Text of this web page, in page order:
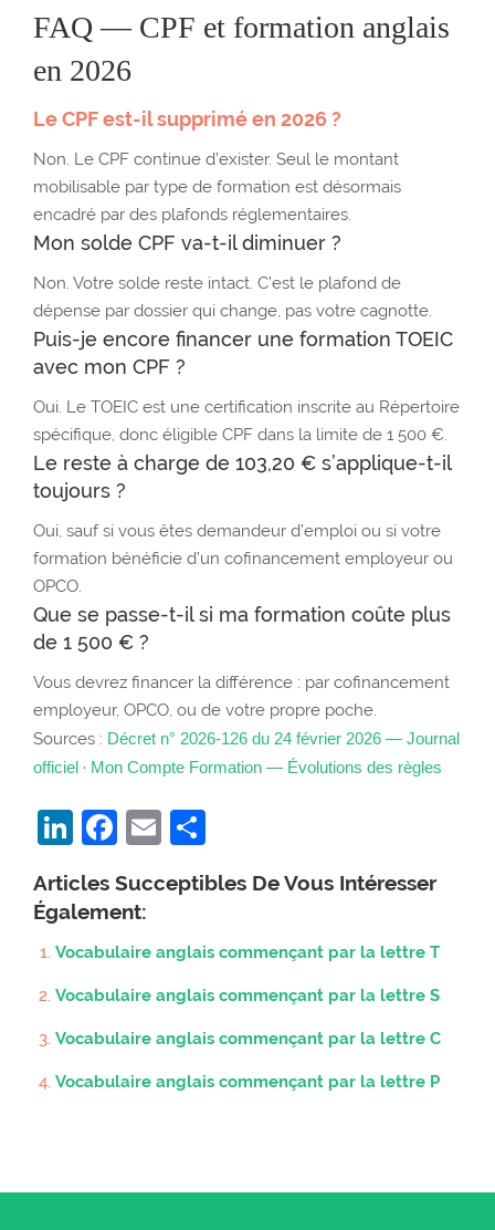
FAQ — CPF et formation anglais
en 2026
Le CPF est-il supprimé en 2026 ?
Non. Le CPF continue d’exister. Seul le montant
mobilisable par type de formation est désormais
encadré par des plafonds réglementaires.
Mon solde CPF va-t-il diminuer ?
Non. Votre solde reste intact. C’est le plafond de
dépense par dossier qui change, pas votre cagnotte.
Puis-je encore financer une formation TOEIC
avec mon CPF ?
Oui. Le TOEIC est une certification inscrite au Répertoire
spécifique, donc éligible CPF dans la limite de 1 500 €.
Le reste à charge de 103,20 € s’applique-t-il
toujours ?
Oui, sauf si vous êtes demandeur d’emploi ou si votre
formation bénéficie d’un cofinancement employeur ou
OPCO.
Que se passe-t-il si ma formation coûte plus
de 1 500 € ?
Vous devrez financer la différence : par cofinancement
employeur, OPCO, ou de votre propre poche.
Sources : Décret n° 2026-126 du 24 février 2026 — Journal
officiel · Mon Compte Formation — Évolutions des règles
LinkedIn
Facebook
Email
Articles Succeptibles De Vous Intéresser
Également:
Vocabulaire anglais commençant par la lettre T
Vocabulaire anglais commençant par la lettre S
Vocabulaire anglais commençant par la lettre C
Vocabulaire anglais commençant par la lettre P